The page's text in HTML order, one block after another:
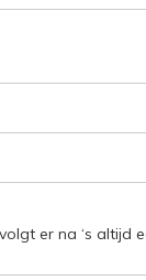
er na ‘s altijd